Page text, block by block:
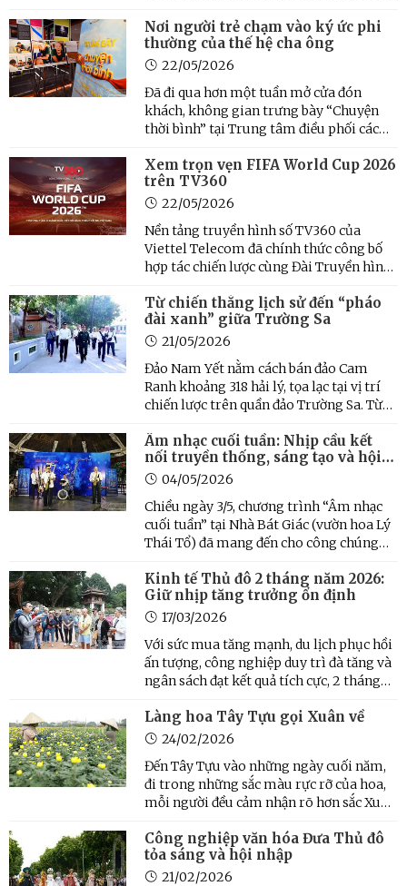
Nơi người trẻ chạm vào ký ức phi
thường của thế hệ cha ông
22/05/2026
Đã đi qua hơn một tuần mở cửa đón
khách, không gian trưng bày “Chuyện
thời bình” tại Trung tâm điều phối các
tục thu hút đông đảo công chúng đến
tham quan và trải nghiệm, trước khi
chính thức khép lại vào 2 ...
Xem trọn vẹn FIFA World Cup 2026
trên TV360
22/05/2026
Nền tảng truyền hình số TV360 của
Viettel Telecom đã chính thức công bố
hợp tác chiến lược cùng Đài Truyền hình
Giải vô địch bóng đá thế giới - FIFA
World Cup 2026.
Từ chiến thắng lịch sử đến “pháo
đài xanh” giữa Trường Sa
21/05/2026
Đảo Nam Yết nằm cách bán đảo Cam
Ranh khoảng 318 hải lý, tọa lạc tại vị trí
chiến lược trên quần đảo Trường Sa. Từ
13 hải lý là đảo Sơn Ca. Với vị trí đặc biệt
quan trọng về quốc phòng-an ninh, Nam
Yết được xem ...
Âm nhạc cuối tuần: Nhịp cầu kết
nối truyền thống, sáng tạo và hội
nhập04/05/2026
Chiều ngày 3/5, chương trình “Âm nhạc
cuối tuần” tại Nhà Bát Giác (vườn hoa Lý
Thái Tổ) đã mang đến cho công chúng
cảm xúc, nơi những giai điệu jazz phóng
khoáng hòa quyện cùng tinh thần Hà Nội
thanh lịch.
Kinh tế Thủ đô 2 tháng năm 2026:
Giữ nhịp tăng trưởng ổn định
17/03/2026
Với sức mua tăng mạnh, du lịch phục hồi
ấn tượng, công nghiệp duy trì đà tăng và
ngân sách đạt kết quả tích cực, 2 tháng
tăng trưởng đồng đều, tạo nền tảng vững
chắc cho các mục tiêu phát triển 2 con số
Làng hoa Tây Tựu gọi Xuân về
24/02/2026
Đến Tây Tựu vào những ngày cuối năm,
đi trong những sắc màu rực rỡ của hoa,
mỗi người đều cảm nhận rõ hơn sắc Xuân
hoa Tây Tựu (phường Tây Tựu, thành
phố Hà Nội) tất bật chăm sóc những
luống hoa đang vào kỳ kết ...
Công nghiệp văn hóa Đưa Thủ đô
tỏa sáng và hội nhập
21/02/2026